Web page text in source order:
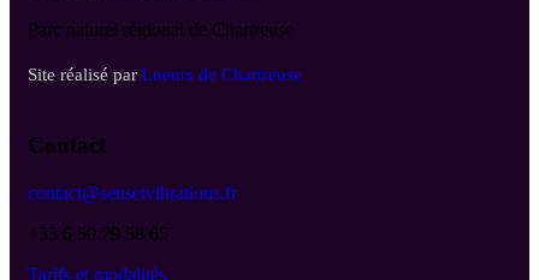
Parc naturel régional de Chartreuse
Site réalisé par Lueurs de Chartreuse
Contact
contact@sensetvibrations.fr
+33 6 50 79 58 65
Tarifs et modalités